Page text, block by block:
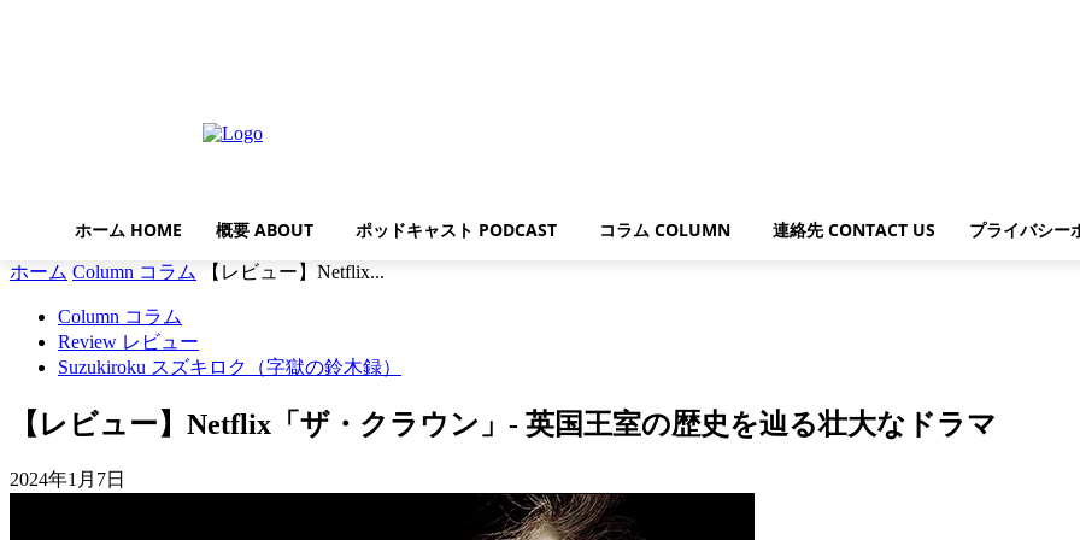
ホーム HOME 概要 ABOUT ポッドキャスト PODCAST コラム COLUMN 連絡先 CONTACT US プライバシー
ホーム Column コラム 【レビュー】Netflix...
Column コラム
Review レビュー
Suzukiroku スズキロク（字獄の鈴木録）
【レビュー】Netflix「ザ・クラウン」- 英国王室の歴史を辿る壮大なドラマ
2024年1月7日